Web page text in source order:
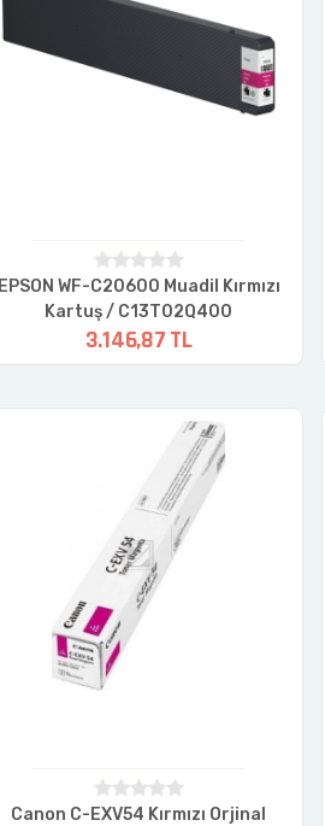
EPSON WF-C20600 Muadil Kırmızı
Kartuş / C13T02Q400
3.146,87 TL
Canon C-EXV54 Kırmızı Orjinal